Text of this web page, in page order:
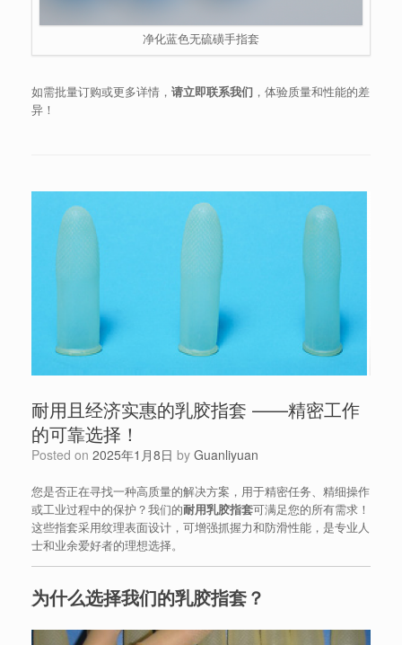
净化蓝色无硫磺手指套
如需批量订购或更多详情， 请立即联系我们 ，体验质量和性能的差
异！
耐用且经济实惠的乳胶指套 ——精密工作
的可靠选择！
Posted on 2025年1月8日 by Guanliyuan
您是否正在寻找一种高质量的解决方案，用于精密任务、精细操作
或工业过程中的保护？我们的耐用乳胶指套可满足您的所有需求！
这些指套采用纹理表面设计，可增强抓握力和防滑性能，是专业人
士和业余爱好者的理想选择。
为什么选择我们的乳胶指套？